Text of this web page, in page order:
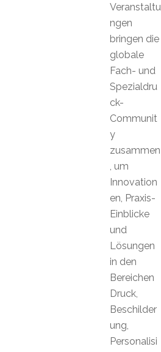
Veranstaltu
ngen
bringen die
globale
Fach- und
Spezialdru
ck-
Communit
y
zusammen
, um
Innovation
en, Praxis-
Einblicke
und
Lösungen
in den
Bereichen
Druck,
Beschilder
ung,
Personalisi